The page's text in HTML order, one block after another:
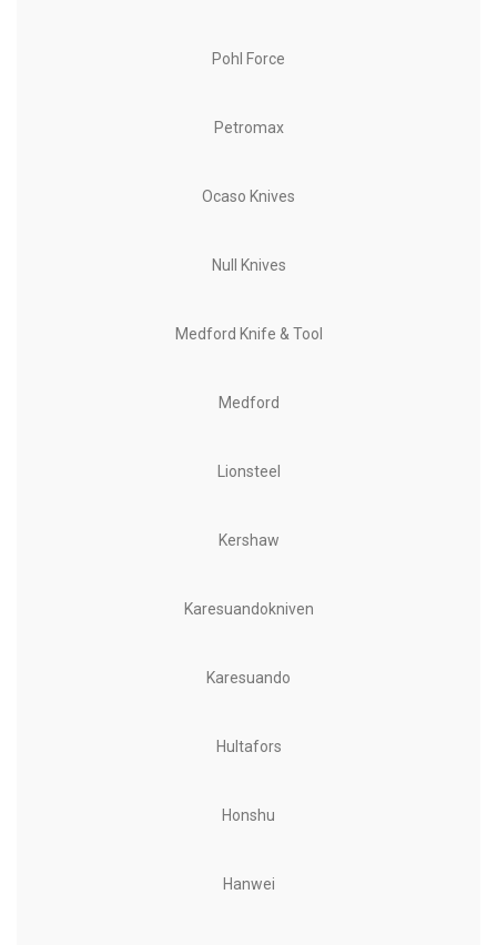
Pohl Force
Petromax
Ocaso Knives
Null Knives
Medford Knife & Tool
Medford
Lionsteel
Kershaw
Karesuandokniven
Karesuando
Hultafors
Honshu
Hanwei